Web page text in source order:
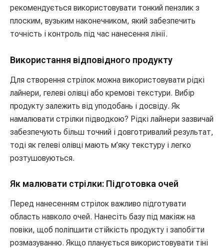
рекомендується використовувати тонкий пензлик з
плоским, вузьким наконечником, який забезпечить
точність і контроль під час нанесення лінії.
Використання відповідного продукту
Для створення стрілок можна використовувати рідкі
лайнери, гелеві олівці або кремові текстури. Вибір
продукту залежить від уподобань і досвіду. Як
намалювати стрілки підводкою? Рідкі лайнери зазвичай
забезпечують більш точний і довготривалий результат,
тоді як гелеві олівці мають м’яку текстуру і легко
розтушовуються.
Як малювати стрілки: Підготовка очей
Перед нанесенням стрілок важливо підготувати
область навколо очей. Нанесіть базу під макіяж на
повіки, щоб поліпшити стійкість продукту і запобігти
розмазуванню. Якщо планується використовувати тіні